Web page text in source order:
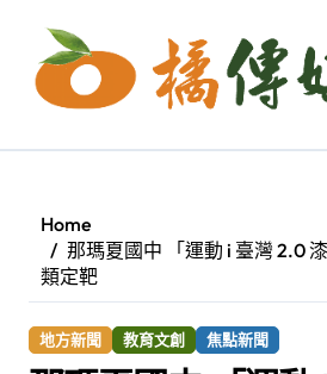
content
Home
那瑪夏國中 「運動 i 臺灣 2.0
類定靶
地方新聞 教育文創 焦點新聞